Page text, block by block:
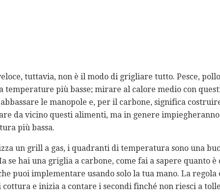
tuttavia, non è il modo di grigliare tutto. Pesce,
temperature più basse; mirare al calore medio con
le manopole e, per il carbone, significa
da vicino questi alimenti, ma in genere
più bassa.
un grill a gas, i quadranti di temperatura sono una
se hai una griglia a carbone, come fai a sapere quanto
puoi implementare usando solo la tua mano. La
e inizia a contare i secondi finché non riesci a